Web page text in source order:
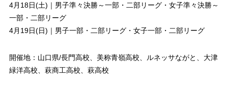
4月18日(土)｜男子準々決勝～一部・二部リーグ・女子準々決勝～
一部・二部リーグ
4月19日(日)｜男子一部・二部リーグ・女子一部・二部リーグ
開催地：山口県/長門高校、美称青嶺高校、ルネッサながと、大津
緑洋高校、萩商工高校、萩高校